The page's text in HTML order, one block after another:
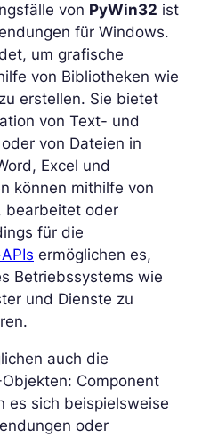
von PyWin32 ist
für Windows.
um grafische
von Bibliotheken wie
erstellen. Sie bietet
von Text- und
von Dateien in
Excel und
können mithilfe von
bearbeitet oder
für die
ermöglichen es,
Betriebssystems wie
und Dienste zu
auch die
Component
es sich beispielsweise
oder